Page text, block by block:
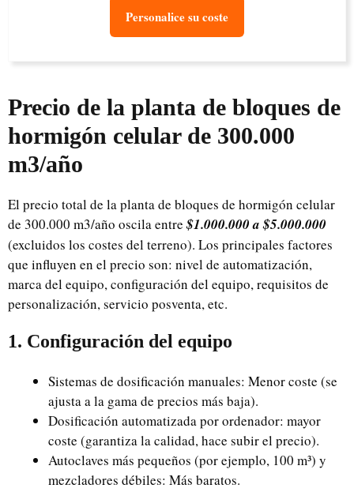
Personalice su coste
Precio de la planta de bloques de
hormigón celular de 300.000
m3/año
El precio total de la planta de bloques de hormigón celular
de 300.000 m3/año oscila entre$1.000.000 a $5.000.000
(excluidos los costes del terreno). Los principales factores
que influyen en el precio son: nivel de automatización,
marca del equipo, configuración del equipo, requisitos de
personalización, servicio posventa, etc.
1. Configuración del equipo
Sistemas de dosificación manuales: Menor coste (se
ajusta a la gama de precios más baja).
Dosificación automatizada por ordenador: mayor
coste (garantiza la calidad, hace subir el precio).
Autoclaves más pequeños (por ejemplo, 100 m³) y
mezcladores débiles: Más baratos.